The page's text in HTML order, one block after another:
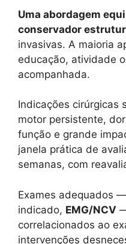
Uma abordagem
conservador
invasivas. A maioria
educação, atividade
acompanhada.
Indicações cirúrgicas
motor persistente,
função e grande
janela prática de
semanas, com
Exames adequados
indicado, EMG/NCV
correlacionados ao
intervenções